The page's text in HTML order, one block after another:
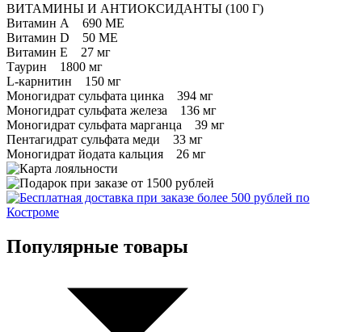
ВИТАМИНЫ И АНТИОКСИДАНТЫ (100 Г)
Витамин А 690 МЕ
Витамин D 50 МЕ
Витамин E 27 мг
Таурин 1800 мг
L-карнитин 150 мг
Моногидрат сульфата цинка 394 мг
Моногидрат сульфата железа 136 мг
Моногидрат сульфата марганца 39 мг
Пентагидрат сульфата меди 33 мг
Моногидрат йодата кальция 26 мг
Популярные товары